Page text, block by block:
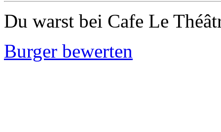
Du warst bei Cafe Le
Burger bewerten